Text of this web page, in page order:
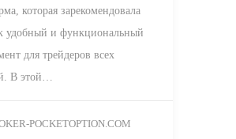
которая зарекомендовала
удобный и функциональный
для трейдеров всех
В этой…
POCKETOPTION.COM